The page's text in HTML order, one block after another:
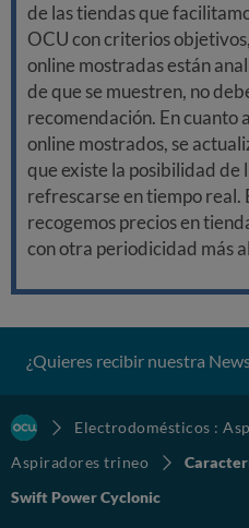
de las tiendas que
OCU con criterios
online mostradas están
de que se muestren, no
recomendación. En cuanto
online mostrados, se
que existe la posibilidad de
refrescarse en tiempo real.
recogemos precios en
con otra periodicidad más
¿Quieres recibir nuestra
Electrodomésticos :
Aspiradores trineo
Swift Power Cyclonic